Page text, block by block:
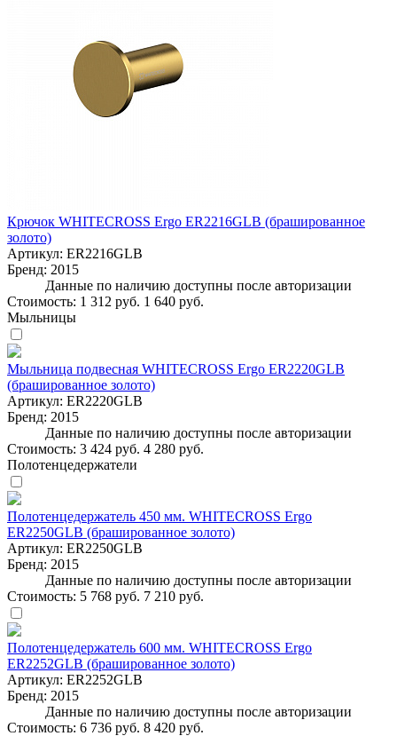
Крючок WHITECROSS Ergo ER2216GLB (брашированное
золото)
Артикул: ER2216GLB
Бренд: 2015
Данные по наличию доступны после авторизации
Стоимость: 1 312 руб. 1 640 руб.
Мыльницы
Мыльница подвесная WHITECROSS Ergo ER2220GLB
(брашированное золото)
Артикул: ER2220GLB
Бренд: 2015
Данные по наличию доступны после авторизации
Стоимость: 3 424 руб. 4 280 руб.
Полотенцедержатели
Полотенцедержатель 450 мм. WHITECROSS Ergo
ER2250GLB (брашированное золото)
Артикул: ER2250GLB
Бренд: 2015
Данные по наличию доступны после авторизации
Стоимость: 5 768 руб. 7 210 руб.
Полотенцедержатель 600 мм. WHITECROSS Ergo
ER2252GLB (брашированное золото)
Артикул: ER2252GLB
Бренд: 2015
Данные по наличию доступны после авторизации
Стоимость: 6 736 руб. 8 420 руб.